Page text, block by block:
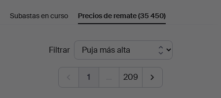
de
Auktionsverk
Subastas en curso Precios de remate(35 450)
Filtrar
1 … 209